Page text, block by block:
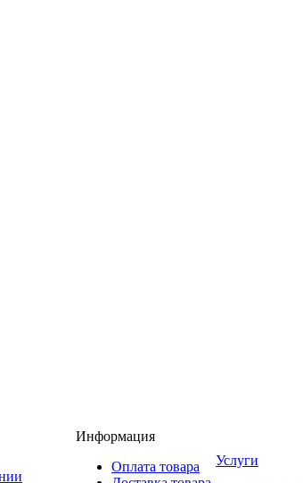
Информация
Оплата товара
Услуги